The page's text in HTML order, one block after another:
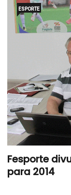
ESPORTE
Fesporte
para 2014